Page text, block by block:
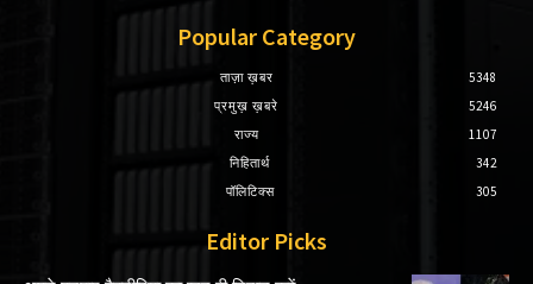
Popular Category
ताज़ा ख़बर
5348
प्रमुख़ ख़बरे
5246
राज्य
1107
निहितार्थ
342
पॉलिटिक्स
305
Editor Picks